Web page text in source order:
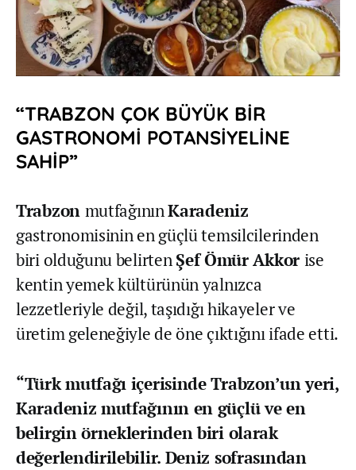
“TRABZON ÇOK BÜYÜK BİR
GASTRONOMİ POTANSİYELİNE
SAHİP”
Trabzon mutfağınınKaradeniz
gastronomisinin en güçlü temsilcilerinden
biri olduğunu belirtenŞef Ömür Akkor ise
kentin yemek kültürünün yalnızca
lezzetleriyle değil, taşıdığı hikayeler ve
üretim geleneğiyle de öne çıktığını ifade etti.
“Türk mutfağı içerisinde Trabzon’un yeri,
Karadeniz mutfağının en güçlü ve en
belirgin örneklerinden biri olarak
değerlendirilebilir. Deniz sofrasından